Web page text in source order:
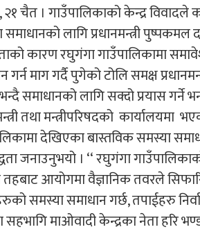
२१ चैत । गाउँपालिकाको केन्द्र
लागि प्रधानमन्त्री
कारण रघुगंगा गाउँपालिकामा
गर्न माग गर्दै पुगेको टोलि समक्ष
समाधानको लागि सक्दो प्रयास गर्ने
तथा मन्त्रीपरिषदको कार्यालयमा
देखिएका बास्तविक समस्या
जनाउनुभयो । ‘‘ रघुगंगा
तहबाट आयोगमा वैज्ञानिक तवरले
समस्या समाधान गर्छ, तपाईहरु
सहभागि माओवादी केन्द्रका नेता हरि